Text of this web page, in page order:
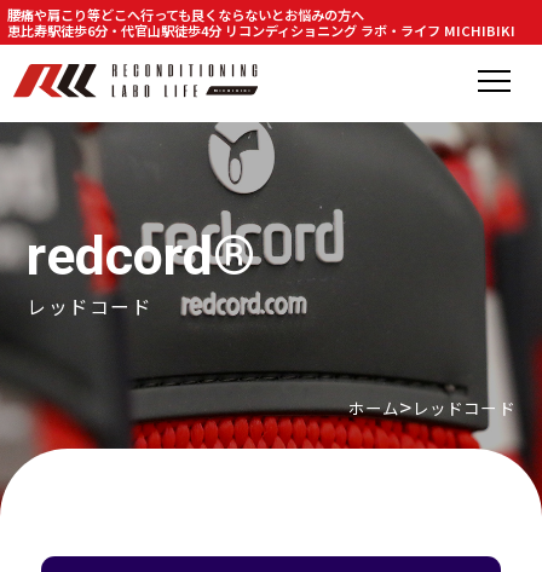
腰痛や肩こり等どこへ行っても良くならないとお悩みの方へ
恵比寿駅徒歩6分・代官山駅徒歩4分 リコンディショニング ラボ・ライフ MICHIBIKI
redcord®
レッドコード
ホーム レッドコード